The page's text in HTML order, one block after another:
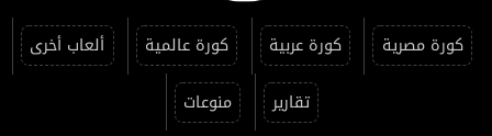
كورة مصرية كورة عربية كورة عالمية
ألعاب أخرى
تقارير
منوعات